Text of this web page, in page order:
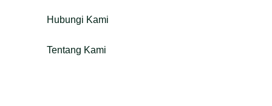
Hubungi Kami
Tentang Kami